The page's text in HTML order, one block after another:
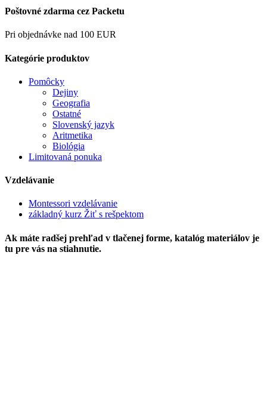
Poštovné zdarma cez Packetu
Pri objednávke nad 100 EUR
Kategórie produktov
Pomôcky
Dejiny
Geografia
Ostatné
Slovenský jazyk
Aritmetika
Biológia
Limitovaná ponuka
Vzdelávanie
Montessori vzdelávanie
základný kurz Žiť s rešpektom
Ak máte radšej prehľad v tlačenej forme, katalóg materiálov je
tu pre vás na stiahnutie.